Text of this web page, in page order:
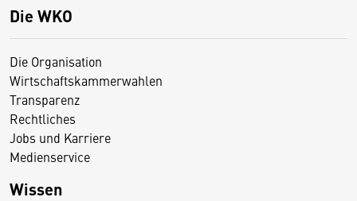
Die WKO
Die Organisation
Wirtschaftskammerwahlen
Transparenz
Rechtliches
Jobs und Karriere
Medienservice
Wissen